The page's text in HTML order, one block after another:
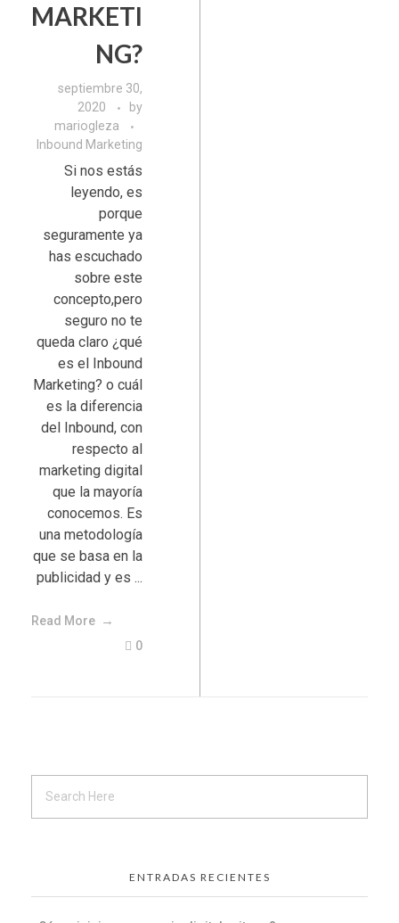
MARKETI
NG?
septiembre 30,
2020
by
mariogleza
Inbound Marketing
Si nos estás
leyendo, es
porque
seguramente ya
has escuchado
sobre este
concepto,pero
seguro no te
queda claro ¿qué
es el Inbound
Marketing? o cuál
es la diferencia
del Inbound, con
respecto al
marketing digital
que la mayoría
conocemos. Es
una metodología
que se basa en la
publicidad y es ...
Read More
0
ENTRADAS RECIENTES